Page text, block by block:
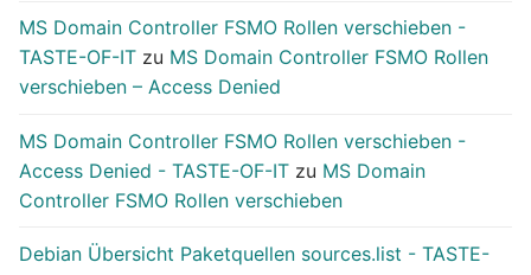
MS Domain Controller FSMO Rollen verschieben -
TASTE-OF-IT zu MS Domain Controller FSMO Rollen
verschieben – Access Denied
MS Domain Controller FSMO Rollen verschieben -
Access Denied - TASTE-OF-IT zu MS Domain
Controller FSMO Rollen verschieben
Debian Übersicht Paketquellen sources.list - TASTE-